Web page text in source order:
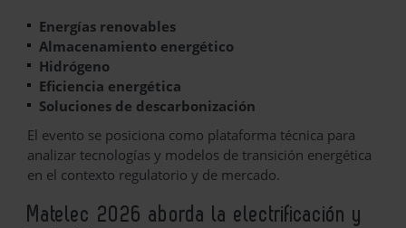
Energías renovables
Almacenamiento energético
Hidrógeno
Eficiencia energética
Soluciones de descarbonización
El evento se posiciona como plataforma técnica para
analizar tecnologías y modelos de transición energética
en el contexto regulatorio y de mercado.
Matelec 2026 aborda la electrificación y